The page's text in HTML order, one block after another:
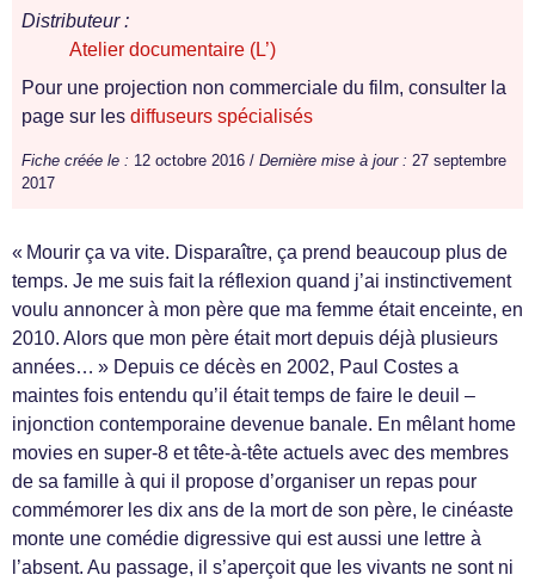
Distributeur :
Atelier documentaire (L’)
Pour une projection non commerciale du film, consulter la
page sur les diffuseurs spécialisés
Fiche créée le : 12 octobre 2016 / Dernière mise à jour : 27 septembre
2017
« Mourir ça va vite. Disparaître, ça prend beaucoup plus de
temps. Je me suis fait la réflexion quand j’ai instinctivement
voulu annoncer à mon père que ma femme était enceinte, en
2010. Alors que mon père était mort depuis déjà plusieurs
années… » Depuis ce décès en 2002, Paul Costes a
maintes fois entendu qu’il était temps de faire le deuil –
injonction contemporaine devenue banale. En mêlant home
movies en super-8 et tête-à-tête actuels avec des membres
de sa famille à qui il propose d’organiser un repas pour
commémorer les dix ans de la mort de son père, le cinéaste
monte une comédie digressive qui est aussi une lettre à
l’absent. Au passage, il s’aperçoit que les vivants ne sont ni